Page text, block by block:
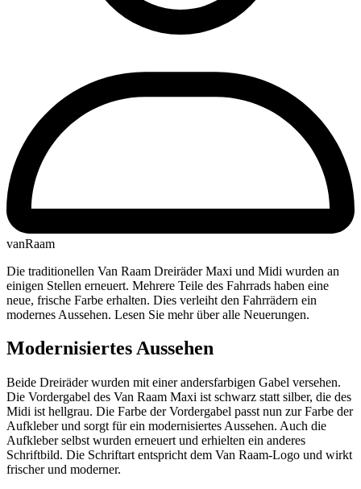
vanRaam
Die traditionellen Van Raam Dreiräder Maxi und Midi wurden an
einigen Stellen erneuert. Mehrere Teile des Fahrrads haben eine
neue, frische Farbe erhalten. Dies verleiht den Fahrrädern ein
modernes Aussehen. Lesen Sie mehr über alle Neuerungen.
Modernisiertes Aussehen
Beide Dreiräder wurden mit einer andersfarbigen Gabel versehen.
Die Vordergabel des Van Raam Maxi ist schwarz statt silber, die des
Midi ist hellgrau. Die Farbe der Vordergabel passt nun zur Farbe der
Aufkleber und sorgt für ein modernisiertes Aussehen. Auch die
Aufkleber selbst wurden erneuert und erhielten ein anderes
Schriftbild. Die Schriftart entspricht dem Van Raam-Logo und wirkt
frischer und moderner.